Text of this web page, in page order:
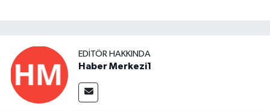
EDITÖR HAKKINDA
Haber Merkezi1